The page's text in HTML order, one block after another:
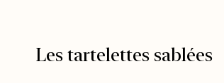
Les tartelettes sablées